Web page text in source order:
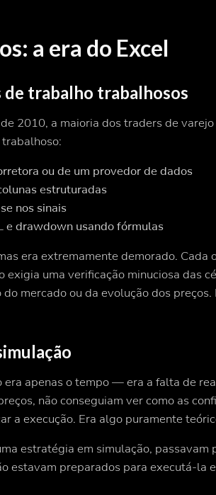
a era do Excel
de trabalho trabalhosos
2010, a maioria dos traders de
ou de um provedor de dados
estruturadas
nos sinais
e drawdown usando fórmulas
era extremamente demorado. Cada
uma verificação minuciosa das
mercado ou da evolução dos preços.
apenas o tempo — era a falta de
não conseguiam ver como as
a execução. Era algo puramente
estratégia em simulação, passavam
estavam preparados para executá-la